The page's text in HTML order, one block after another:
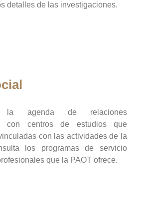
detalles de las investigaciones.
la agenda de relaciones
con centros de estudios que
con las actividades de la
los programas de servicio
que la PAOT ofrece.